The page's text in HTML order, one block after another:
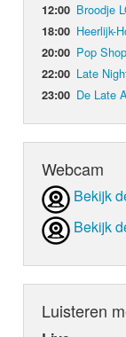
12:00 Broodje
18:00 Heerlijk-
20:00 Pop Shop
22:00 Late
23:00 De Late
Webcam
Bekijk
Bekijk
Luisteren